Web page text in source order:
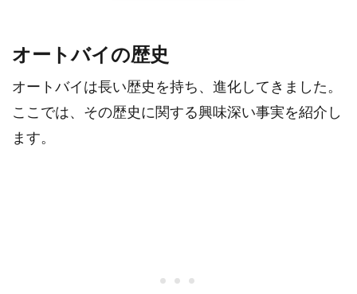
オートバイの歴史
オートバイは長い歴史を持ち、進化してきました。
ここでは、その歴史に関する興味深い事実を紹介し
ます。